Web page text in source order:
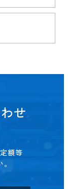
せ
額等